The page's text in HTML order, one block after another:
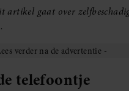
artikel gaat over
telefoontje